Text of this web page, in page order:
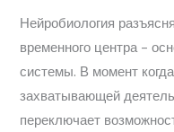
Нейробиология
временного центра –
системы. В момент
захватывающей
переключает